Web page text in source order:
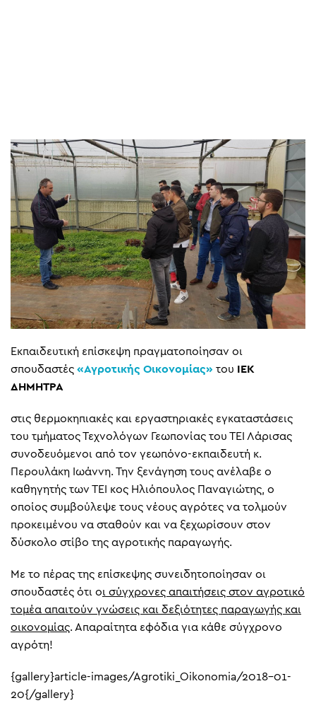
Εκπαιδευτική επίσκεψη πραγματοποίησαν οι
σπουδαστές «Αγροτικής Οικονομίας» του ΙΕΚ
ΔΗΜΗΤΡΑ
στις θερμοκηπιακές και εργαστηριακές εγκαταστάσεις
του τμήματος Τεχνολόγων Γεωπονίας του ΤΕΙ Λάρισας
συνοδευόμενοι από τον γεωπόνο-εκπαιδευτή κ.
Περουλάκη Ιωάννη. Την ξενάγηση τους ανέλαβε ο
καθηγητής των ΤΕΙ κος Ηλιόπουλος Παναγιώτης, ο
οποίος συμβούλεψε τους νέους αγρότες να τολμούν
προκειμένου να σταθούν και να ξεχωρίσουν στον
δύσκολο στίβο της αγροτικής παραγωγής.
Με το πέρας της επίσκεψης συνειδητοποίησαν οι
σπουδαστές ότι οι σύγχρονες απαιτήσεις στον αγροτικό
τομέα απαιτούν γνώσεις και δεξιότητες παραγωγής και
οικονομίας. Απαραίτητα εφόδια για κάθε σύγχρονο
αγρότη!
{gallery}article-images/Agrotiki_Oikonomia/2018-01-
20{/gallery}